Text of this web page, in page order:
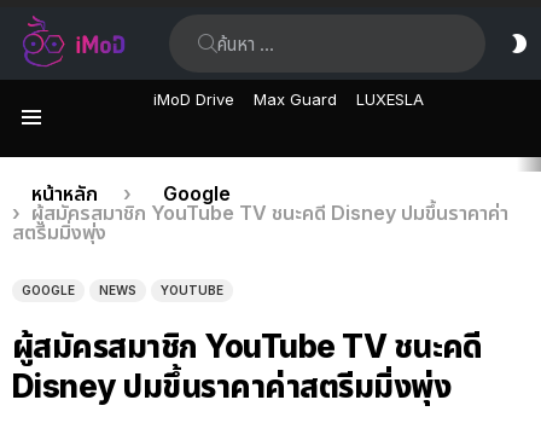
iMoD Drive Max Guard LUXESLA
เรื่อง
ล่าสุด
คุณอยู่ที่นี่:
หน้าหลัก
Google
ผู้สมัครสมาชิก YouTube TV ชนะคดี Disney ปมขึ้นราคาค่า
สตรีมมิ่งพุ่ง
GOOGLE NEWS YOUTUBE
ผู้สมัครสมาชิก YouTube TV ชนะคดี
Disney ปมขึ้นราคาค่าสตรีมมิ่งพุ่ง